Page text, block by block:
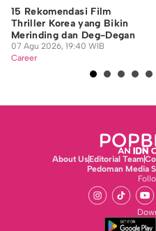
15 Rekomendasi Film
Thriller Korea yang Bikin
Merinding dan Deg-Degan
07 Agu 2026, 19:40 WIB
Career
About UsEditorial Team
Pedoman Media